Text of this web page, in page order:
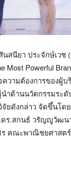
นียา ประจักษ์เวช
Powerful
วามต้องการของ
ด้านนวัตกรรมระดั
จัยดังกล่าว จัดขึ้น
.สกนธ์ วรัญญูวัฒน
คณะพาณิชยศาสต